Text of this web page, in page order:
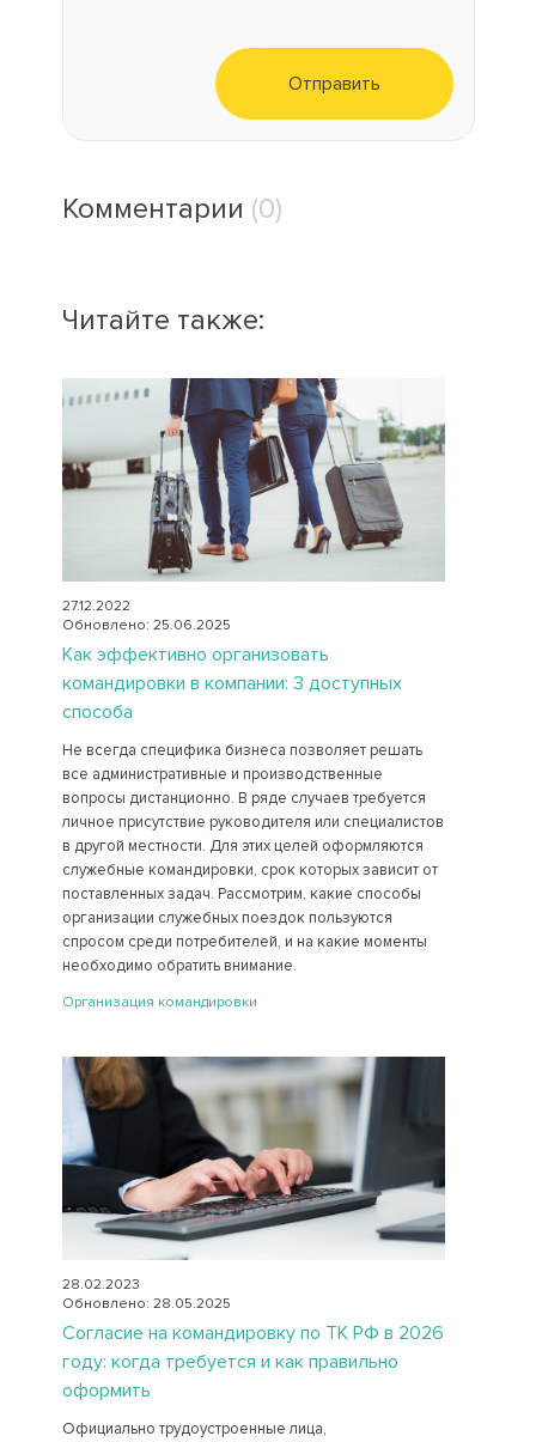
Отправить
Комментарии (0)
Читайте также:
27.12.2022
Обновлено: 25.06.2025
Как эффективно организовать
командировки в компании: 3 доступных
способа
Не всегда специфика бизнеса позволяет решать
все административные и производственные
вопросы дистанционно. В ряде случаев требуется
личное присутствие руководителя или специалистов
в другой местности. Для этих целей оформляются
служебные командировки, срок которых зависит от
поставленных задач. Рассмотрим, какие способы
организации служебных поездок пользуются
спросом среди потребителей, и на какие моменты
необходимо обратить внимание.
Организация командировки
28.02.2023
Обновлено: 28.05.2025
Согласие на командировку по ТК РФ в 2026
году: когда требуется и как правильно
оформить
Официально трудоустроенные лица,